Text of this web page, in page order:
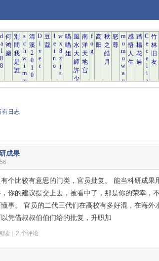
有日志
成果
个比较有意思的门类，官员批复。 能当科研成果
你的建议提交上去，被看中了，那是你的荣幸，
事。 官员的二代三代们在高校有多好混，在海外
凭借叔叔伯伯们给的批复，升职加
读 2 个评论